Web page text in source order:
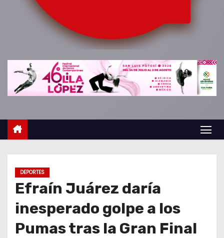
DEPORTES
Efraín Juárez daría
inesperado golpe a los
Pumas tras la Gran Final